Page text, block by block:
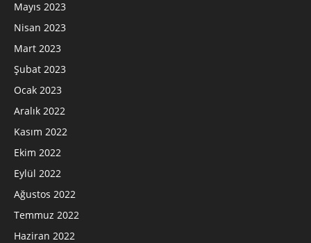
Mayıs 2023
Nisan 2023
Mart 2023
Şubat 2023
Ocak 2023
Aralık 2022
Kasım 2022
Ekim 2022
Eylül 2022
Ağustos 2022
Temmuz 2022
Haziran 2022